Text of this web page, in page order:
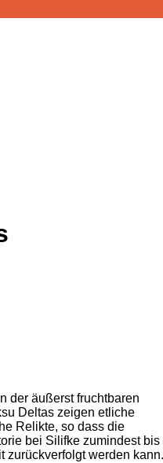
der äußerst fruchtbaren
Deltas zeigen etliche
Relikte, so dass die
bei Silifke zumindest bis
zurückverfolgt werden kann.